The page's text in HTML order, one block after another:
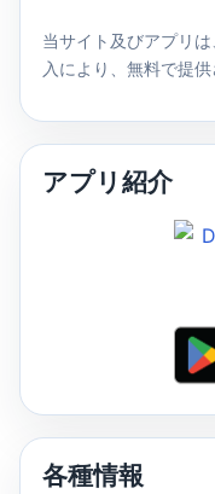
当サイト及びアプリ
入により、無料で提供
アプリ紹介
各種情報